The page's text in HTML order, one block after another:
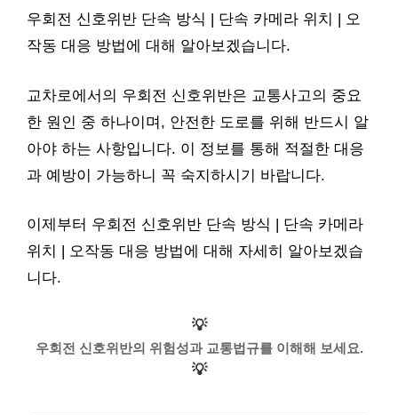
우회전 신호위반 단속 방식 | 단속 카메라 위치 | 오
작동 대응 방법에 대해 알아보겠습니다.
교차로에서의 우회전 신호위반은 교통사고의 중요
한 원인 중 하나이며, 안전한 도로를 위해 반드시 알
아야 하는 사항입니다. 이 정보를 통해 적절한 대응
과 예방이 가능하니 꼭 숙지하시기 바랍니다.
이제부터 우회전 신호위반 단속 방식 | 단속 카메라
위치 | 오작동 대응 방법에 대해 자세히 알아보겠습
니다.
💡
우회전 신호위반의 위험성과 교통법규를 이해해 보세요.
💡